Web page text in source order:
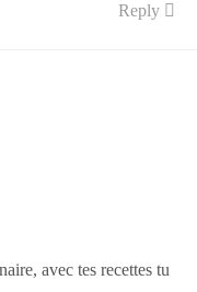
Reply
avec tes recettes tu